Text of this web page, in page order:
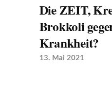
Die ZEIT,
Brokkoli
Krankheit?
13. Mai 2021